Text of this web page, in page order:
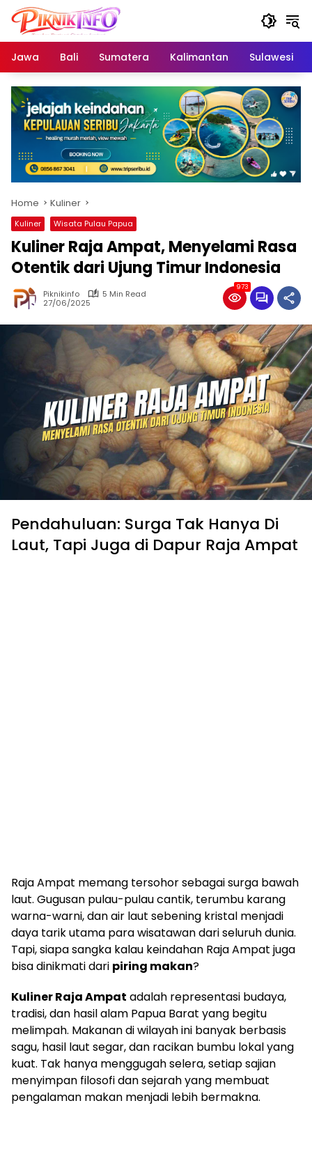
Skip
content
Jawa
Bali Sumatera Kalimantan Sulawesi
Home Kuliner
Kuliner Wisata Pulau Papua
Kuliner Raja Ampat, Menyelami Rasa
Otentik dari Ujung Timur Indonesia
Piknikinfo
5 Min Read
27/06/2025
973
Pendahuluan: Surga Tak Hanya Di
Laut, Tapi Juga di Dapur Raja Ampat
Raja Ampat memang tersohor sebagai surga bawah
laut. Gugusan pulau-pulau cantik, terumbu karang
warna-warni, dan air laut sebening kristal menjadi
daya tarik utama para wisatawan dari seluruh dunia.
Tapi, siapa sangka kalau keindahan Raja Ampat juga
bisa dinikmati dari piring makan?
Kuliner Raja Ampat adalah representasi budaya,
tradisi, dan hasil alam Papua Barat yang begitu
melimpah. Makanan di wilayah ini banyak berbasis
sagu, hasil laut segar, dan racikan bumbu lokal yang
kuat. Tak hanya menggugah selera, setiap sajian
menyimpan filosofi dan sejarah yang membuat
pengalaman makan menjadi lebih bermakna.